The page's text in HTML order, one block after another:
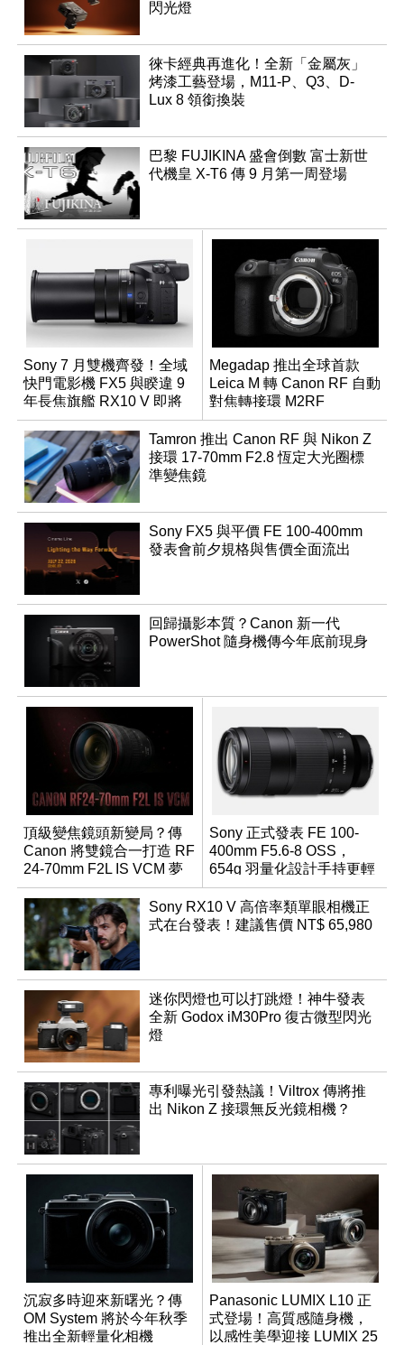
閃光燈
徠卡經典再進化！全新「金屬灰」
烤漆工藝登場，M11-P、Q3、D-
Lux 8 領銜換裝
巴黎 FUJIKINA 盛會倒數 富士新世
代機皇 X-T6 傳 9 月第一周登場
Sony 7 月雙機齊發！全域
快門電影機 FX5 與睽違 9
年長焦旗艦 RX10 V 即將
登場
Megadap 推出全球首款
Leica M 轉 Canon RF 自動
對焦轉接環 M2RF
Tamron 推出 Canon RF 與 Nikon Z
接環 17-70mm F2.8 恆定大光圈標
準變焦鏡
Sony FX5 與平價 FE 100-400mm
發表會前夕規格與售價全面流出
回歸攝影本質？Canon 新一代
PowerShot 隨身機傳今年底前現身
頂級變焦鏡頭新變局？傳
Canon 將雙鏡合一打造 RF
24-70mm F2L IS VCM 夢
幻規格
Sony 正式發表 FE 100-
400mm F5.6-8 OSS，
654g 羽量化設計手持更輕
鬆
Sony RX10 V 高倍率類單眼相機正
式在台發表！建議售價 NT$ 65,980
迷你閃燈也可以打跳燈！神牛發表
全新 Godox iM30Pro 復古微型閃光
燈
專利曝光引發熱議！Viltrox 傳將推
出 Nikon Z 接環無反光鏡相機？
沉寂多時迎來新曙光？傳
OM System 將於今年秋季
推出全新輕量化相機
Panasonic LUMIX L10 正
式登場！高質感隨身機，
以感性美學迎接 LUMIX 25